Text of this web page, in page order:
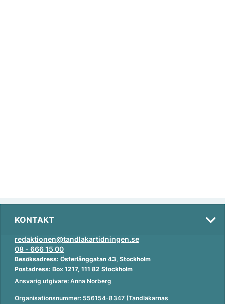
KONTAKT
redaktionen@tandlakartidningen.se
08 - 666 15 00
Besöksadress: Österlånggatan 43, Stockholm
Postadress: Box 1217, 111 82 Stockholm
Ansvarig utgivare: Anna Norberg
Organisationsnummer: 556154-8347 (Tandläkarnas